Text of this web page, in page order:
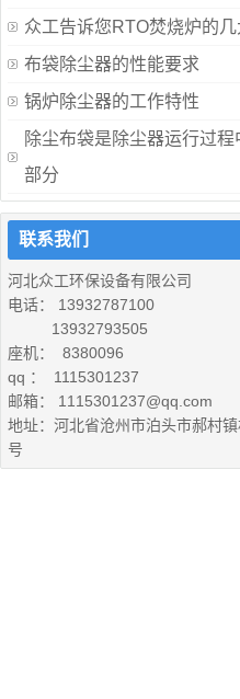
众工告诉您RTO焚烧炉的几
布袋除尘器的性能要求
锅炉除尘器的工作特性
除尘布袋是除尘器运行过程
部分
联系我们
河北众工环保设备有限公司
电话： 13932787100
13932793505
座机： 8380096
qq ： 1115301237
邮箱： 1115301237@qq.com
地址：河北省沧州市泊头市郝村
号